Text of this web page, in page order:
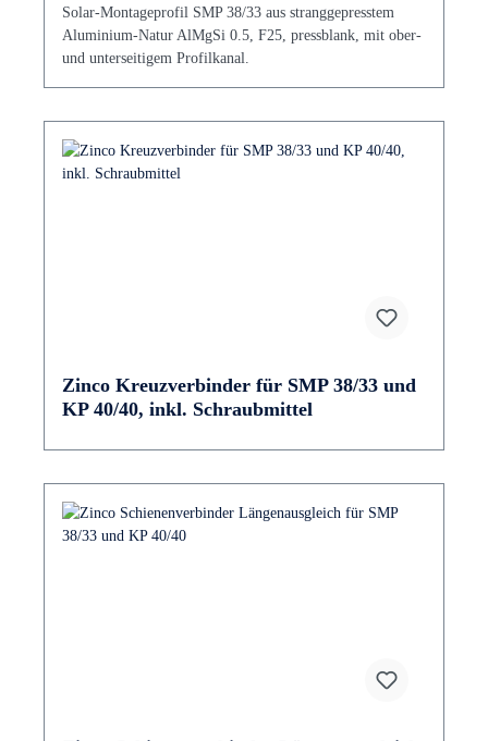
Solar-Montageprofil SMP 38/33 aus stranggepresstem
Aluminium-Natur AlMgSi 0.5, F25, pressblank, mit ober-
und unterseitigem Profilkanal.
Zinco Kreuzverbinder für SMP 38/33 und
KP 40/40, inkl. Schraubmittel